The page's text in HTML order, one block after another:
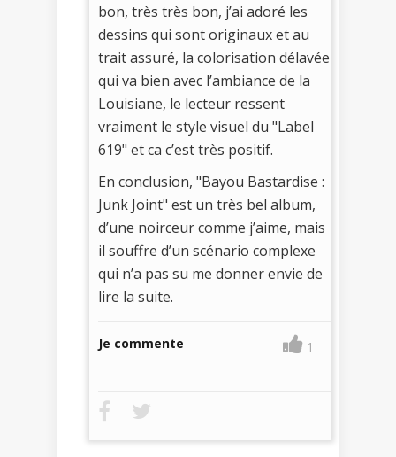
bon, très très bon, j’ai adoré les
dessins qui sont originaux et au
trait assuré, la colorisation délavée
qui va bien avec l’ambiance de la
Louisiane, le lecteur ressent
vraiment le style visuel du "Label
619" et ca c’est très positif.
En conclusion, "Bayou Bastardise :
Junk Joint" est un très bel album,
d’une noirceur comme j’aime, mais
il souffre d’un scénario complexe
qui n’a pas su me donner envie de
lire la suite.
Je commente 1